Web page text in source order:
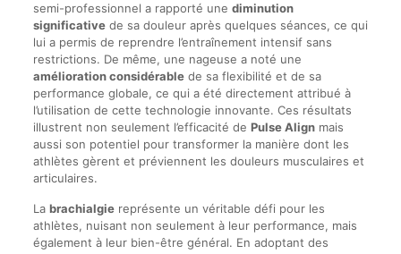
semi-professionnel a rapporté une diminution
significativede sa douleur après quelques séances, ce qui
lui a permis de reprendre l’entraînement intensif sans
restrictions. De même, une nageuse a noté une
amélioration considérablede sa flexibilité et de sa
performance globale, ce qui a été directement attribué à
l’utilisation de cette technologie innovante. Ces résultats
illustrent non seulement l’efficacité de Pulse Alignmais
aussi son potentiel pour transformer la manière dont les
athlètes gèrent et préviennent les douleurs musculaires et
articulaires.
La brachialgiereprésente un véritable défi pour les
athlètes, nuisant non seulement à leur performance, mais
également à leur bien-être général. En adoptant des